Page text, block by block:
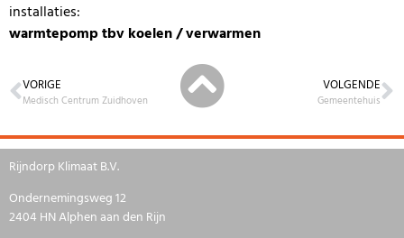
installaties:
warmtepomp tbv koelen / verwarmen
VORIGE
Medisch Centrum Zuidhoven
VOLGENDE
Gemeentehuis
Rijndorp Klimaat B.V.
Ondernemingsweg 12
2404 HN Alphen aan den Rijn